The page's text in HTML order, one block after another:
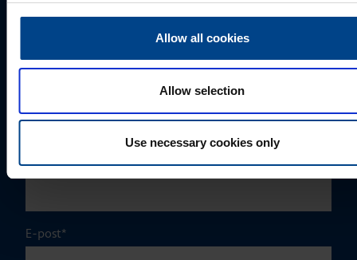
Allow all cookies
Allow selection
Use necessary cookies only
Ettevõte
E-post*